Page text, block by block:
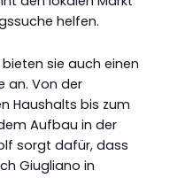
helfen.
sie auch einen
an. Von der
Haushalts bis zum
Aufbau in der
sorgt dafür, dass
Giugliano in